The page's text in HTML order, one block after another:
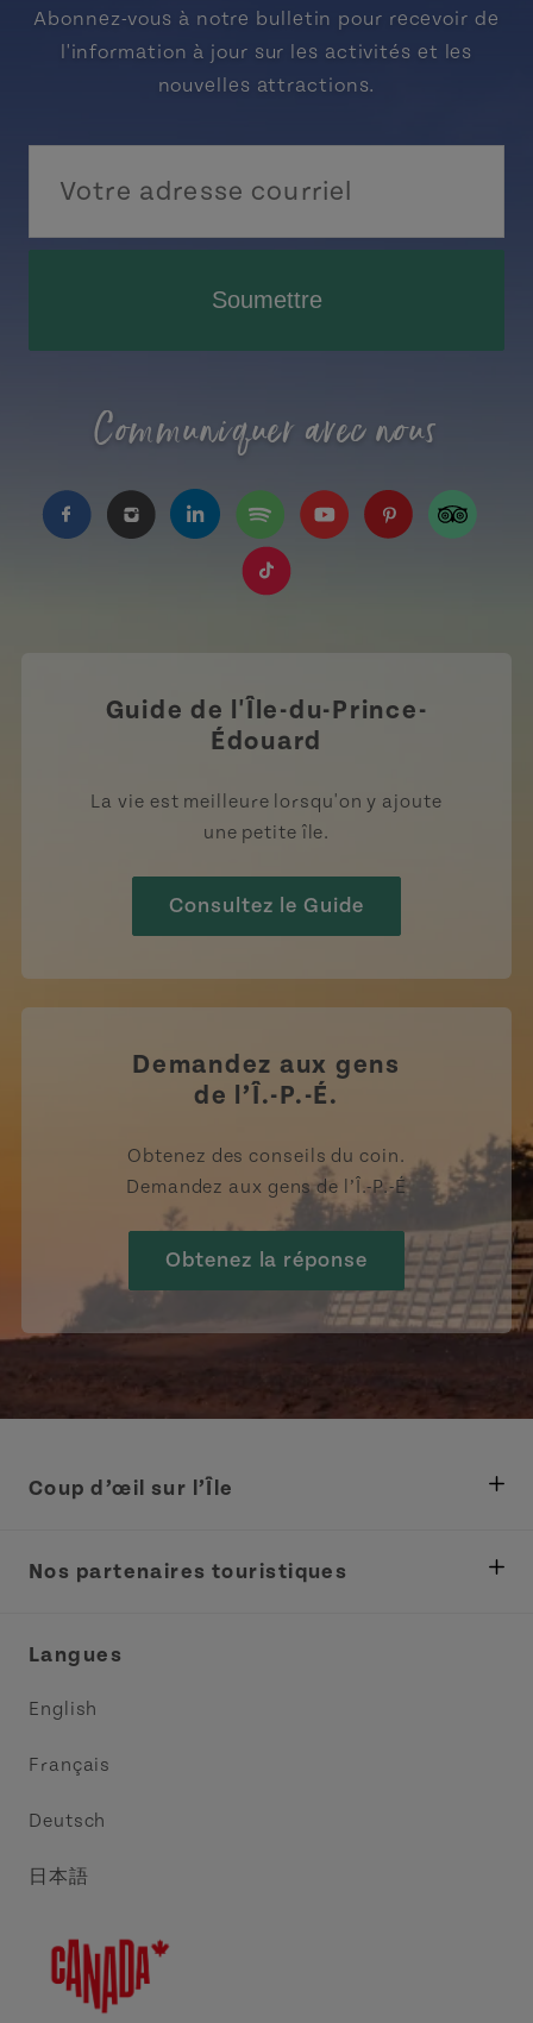
Abonnez-vous à notre bulletin pour recevoir de
l'information à jour sur les activités et les
nouvelles attractions.
Soumettre
Communiquer avec nous
https://www.facebook.com/TourismeIPE/
https://www.instagram.com/tourismpei/
https://www.linkedin.com/
https://open.spotify.com/
Guide de l'Île-du-Prince-
Édouard
La vie est meilleure lorsqu'on y ajoute
une petite île.
Consultez le Guide
Demandez aux gens
de l’Î.-P.-É.
Obtenez des conseils du coin.
Demandez aux gens de l’Î.-P.-É
Obtenez la réponse
Coup d’œil sur l’Île
Tourisme
Nos partenaires touristiques
Indigeneous IPE
Meet PEI
Langues
English
Français
Deutsch
日本語